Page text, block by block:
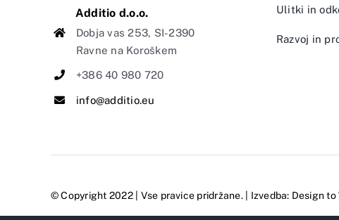
Additio d.o.o.
Dobja vas 253, SI-2390
Ravne na Koroškem
+386 40 980 720
info@additio.eu
Ulitki in
Razvoj in
© Copyright 2022 | Vse pravice pridržane. | Izvedba: Design to